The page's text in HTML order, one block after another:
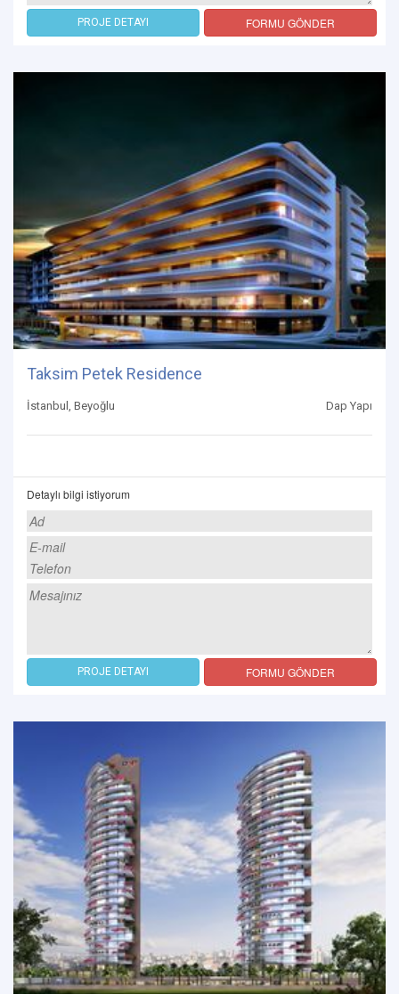
PROJE DETAYI FORMU GÖNDER
Taksim Petek Residence
İstanbul, Beyoğlu Dap Yapı
Detaylı bilgi istiyorum
PROJE DETAYI FORMU GÖNDER